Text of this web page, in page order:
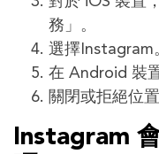
務」。
選擇Instagram
在 Android 裝
關閉或拒絕位置
Instagram